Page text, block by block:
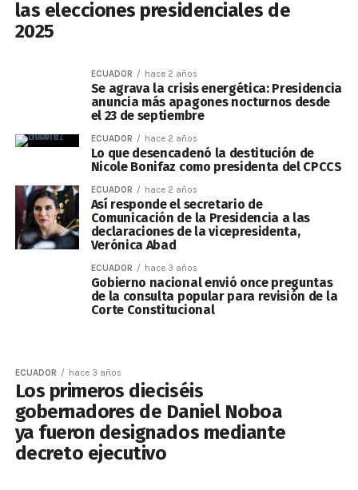
las elecciones presidenciales de
2025
ECUADOR hace 2 años
Se agrava la crisis energética: Presidencia
anuncia más apagones nocturnos desde
el 23 de septiembre
ECUADOR hace 2 años
Lo que desencadenó la destitución de
Nicole Bonifaz como presidenta del CPCCS
ECUADOR hace 2 años
Así responde el secretario de
Comunicación de la Presidencia a las
declaraciones de la vicepresidenta,
Verónica Abad
ECUADOR hace 3 años
Gobierno nacional envió once preguntas
de la consulta popular para revisión de la
Corte Constitucional
ECUADOR hace 3 años
Los primeros dieciséis
gobernadores de Daniel Noboa
ya fueron designados mediante
decreto ejecutivo